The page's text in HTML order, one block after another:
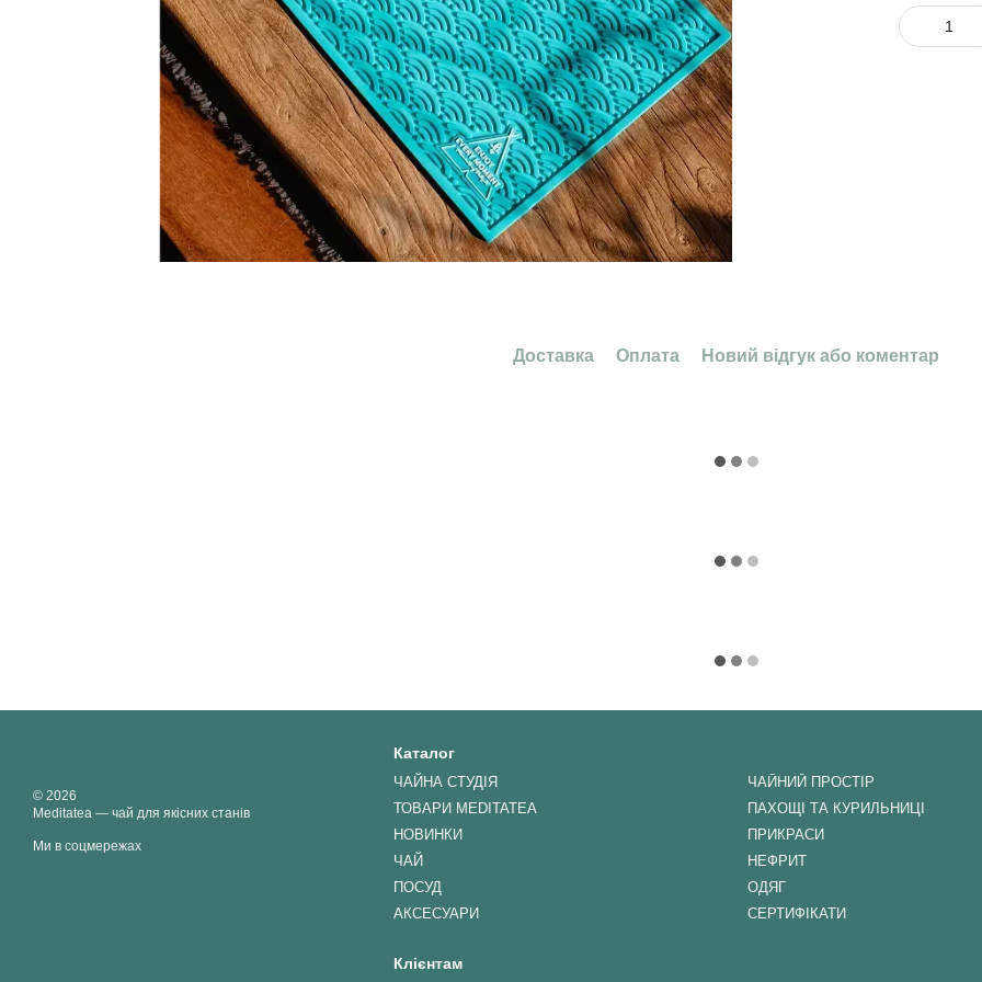
Доставка Оплата Новий відгук або коментар
© 2026
Meditatea — чай для якісних станів
Ми в соцмережах
Каталог
ЧАЙНА СТУДІЯ
ТОВАРИ MEDITATEA
НОВИНКИ
ЧАЙ
ПОСУД
АКСЕСУАРИ
ЧАЙНИЙ ПРОСТІР
ПАХОЩІ ТА КУРИЛЬНИЦІ
ПРИКРАСИ
НЕФРИТ
ОДЯГ
СЕРТИФІКАТИ
Клієнтам